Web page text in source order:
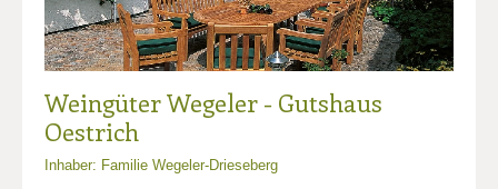
Weingüter Wegeler - Gutshaus
Oestrich
Inhaber: Familie Wegeler-Drieseberg